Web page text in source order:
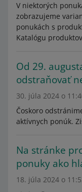
V niektorých
zobrazujeme
ponukách s
Katalógu
Od 29.
odstraňovať
30. júla 2024 o
Čoskoro
aktívnych ponúk.
Na stránke
ponuky ako
18. júla 2024 o